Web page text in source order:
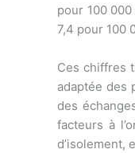
pour 100
7,4 pour 100
Ces chiffres
adaptée des
des
facteurs à
d’isolement,